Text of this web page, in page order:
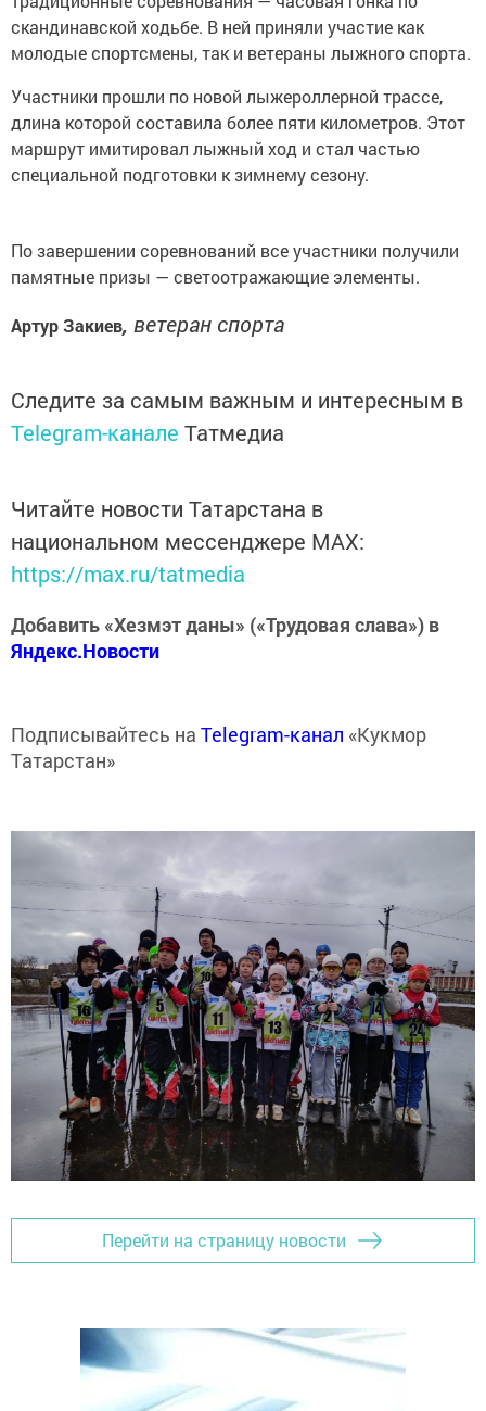
скандинавской ходьбе. В ней приняли участие как
молодые спортсмены, так и ветераны лыжного спорта.
Участники прошли по новой лыжероллерной трассе,
длина которой составила более пяти километров. Этот
маршрут имитировал лыжный ход и стал частью
специальной подготовки к зимнему сезону.
По завершении соревнований все участники получили
памятные призы — светоотражающие элементы.
Артур Закиев, ветеран спорта
Следите за самым важным и интересным в
Telegram-канале Татмедиа
Читайте новости Татарстана в
национальном мессенджере MАХ:
https://max.ru/tatmedia
Добавить «Хезмэт даны» («Трудовая слава») в
Яндекс.Новости
Подписывайтесь на Telegram-канал «Кукмор
Татарстан»
Перейти на страницу новости